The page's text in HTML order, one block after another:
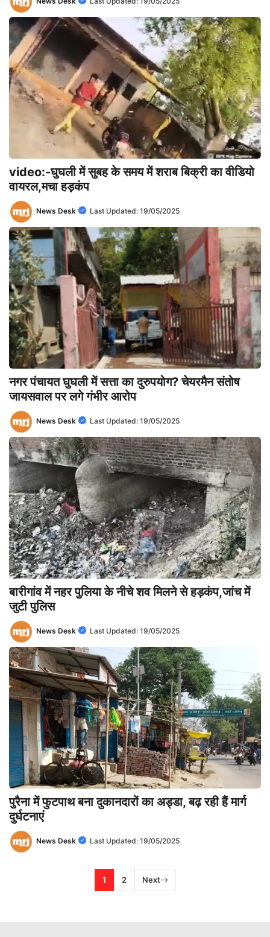
video:-घुघली में सुबह के समय में शराब बिक्री का वीडियो
वायरल,मचा हड़कंप
News Desk Last Updated: 19/05/2025
नगर पंचायत घुघली में सत्ता का दुरुपयोग? चेयरमैन संतोष
जायसवाल पर लगे गंभीर आरोप
News Desk Last Updated: 19/05/2025
बारीगांव में नहर पुलिया के नीचे शव मिलने से हड़कंप,जांच में
जुटी पुलिस
News Desk Last Updated: 19/05/2025
पुरैना में फुटपाथ बना दुकानदारों का अड्डा, बढ़ रही हैं मार्ग
दुर्घटनाएं
News Desk Last Updated: 19/05/2025
1 2 Next